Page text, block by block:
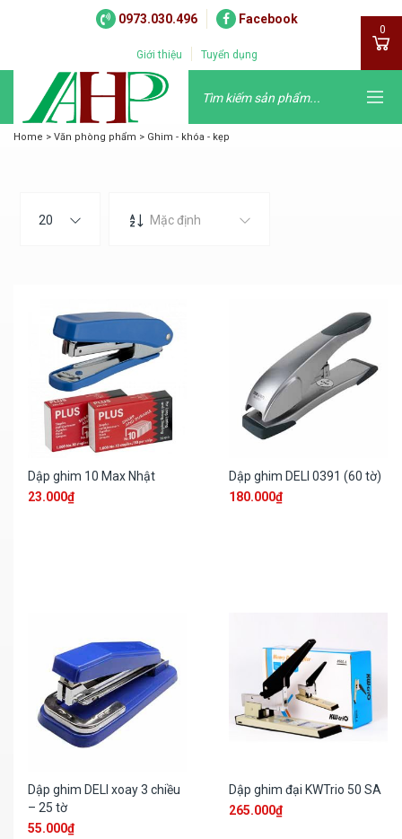
0973.030.496 Facebook
Giới thiệu Tuyển dụng
0
Home > Văn phòng phẩm > Ghim - khóa - kẹp
20 Mặc định
Dập ghim 10 Max Nhật
23.000₫
Dập ghim DELI 0391 (60 tờ)
180.000₫
Dập ghim DELI xoay 3 chiều
– 25 tờ
55.000₫
Dập ghim đại KWTrio 50 SA
265.000₫